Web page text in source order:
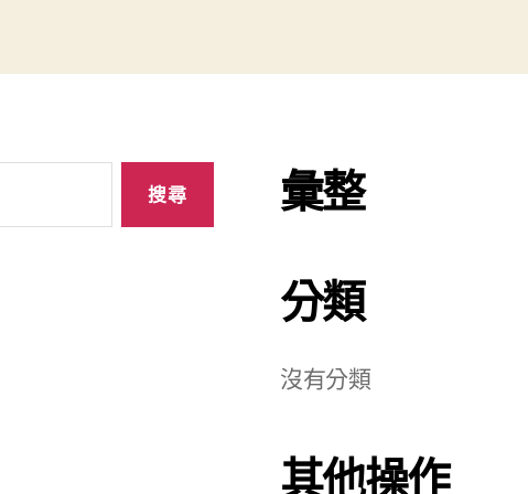
彙整
分類
沒有分類
其他操作